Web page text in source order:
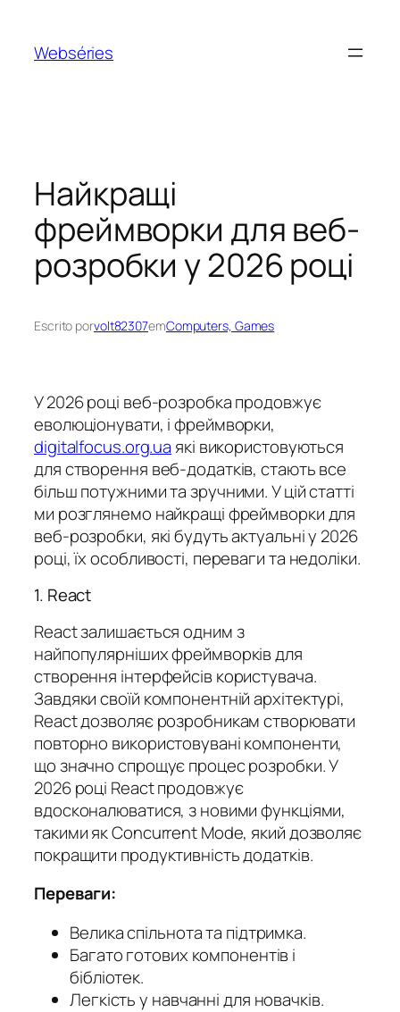
Webséries
Найкращі
фреймворки для веб-
розробки у 2026 році
Escrito porvolt82307emComputers, Games
У 2026 році веб-розробка продовжує
еволюціонувати, і фреймворки,
digitalfocus.org.ua які використовуються
для створення веб-додатків, стають все
більш потужними та зручними. У цій статті
ми розглянемо найкращі фреймворки для
веб-розробки, які будуть актуальні у 2026
році, їх особливості, переваги та недоліки.
1. React
React залишається одним з
найпопулярніших фреймворків для
створення інтерфейсів користувача.
Завдяки своїй компонентній архітектурі,
React дозволяє розробникам створювати
повторно використовувані компоненти,
що значно спрощує процес розробки. У
2026 році React продовжує
вдосконалюватися, з новими функціями,
такими як Concurrent Mode, який дозволяє
покращити продуктивність додатків.
Переваги:
Велика спільнота та підтримка.
Багато готових компонентів і
бібліотек.
Легкість у навчанні для новачків.